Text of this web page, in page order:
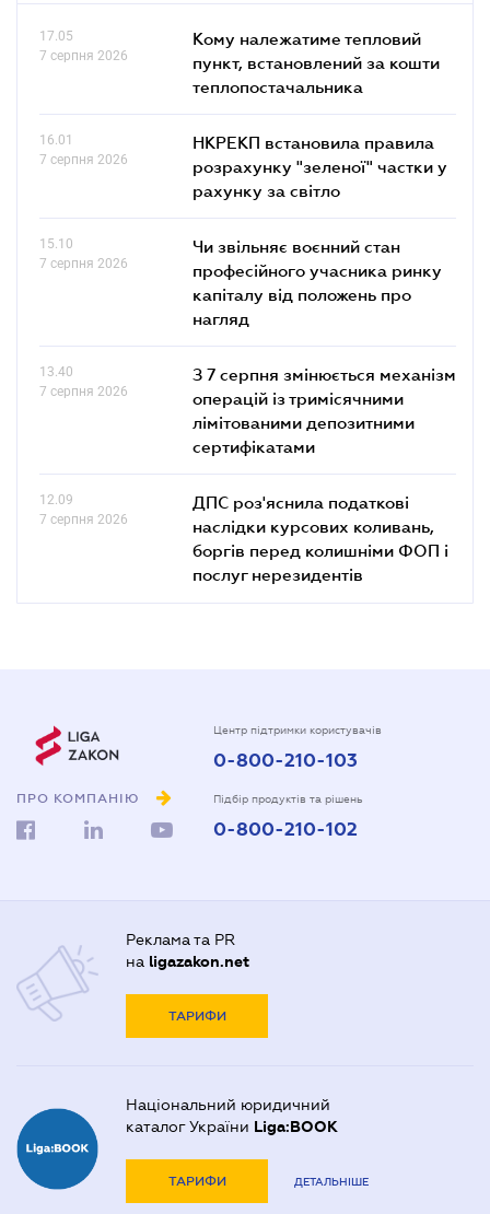
17.05
7 серпня 2026
Кому належатиме тепловий
пункт, встановлений за кошти
теплопостачальника
16.01
7 серпня 2026
НКРЕКП встановила правила
розрахунку "зеленої" частки у
рахунку за світло
15.10
7 серпня 2026
Чи звільняє воєнний стан
професійного учасника ринку
капіталу від положень про
нагляд
13.40
7 серпня 2026
З 7 серпня змінюється механізм
операцій із тримісячними
лімітованими депозитними
сертифікатами
12.09
7 серпня 2026
ДПС роз'яснила податкові
наслідки курсових коливань,
боргів перед колишніми ФОП і
послуг нерезидентів
ПРО КОМПАНІЮ
Центр підтримки користувачів
0-800-210-103
Підбір продуктів та рішень
0-800-210-102
Реклама та PR
на ligazakon.net
ТАРИФИ
Національний юридичний
каталог України Liga:BOOK
ТАРИФИ ДЕТАЛЬНІШЕ